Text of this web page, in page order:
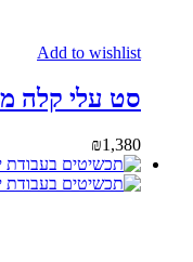
Add to wishlist
סט עלי קלה
₪1,380